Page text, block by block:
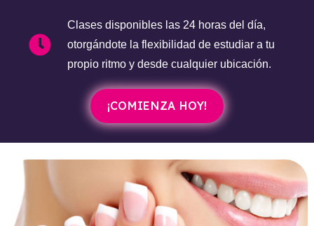
Clases disponibles las 24 horas del día,
otorgándote la flexibilidad de estudiar a tu
propio ritmo y desde cualquier ubicación.
¡COMIENZA HOY!